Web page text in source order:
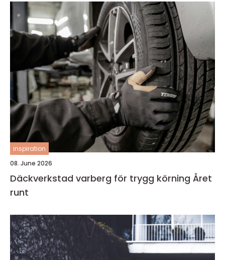
inspiration
08. June 2026
Däckverkstad varberg för trygg körning Året
runt